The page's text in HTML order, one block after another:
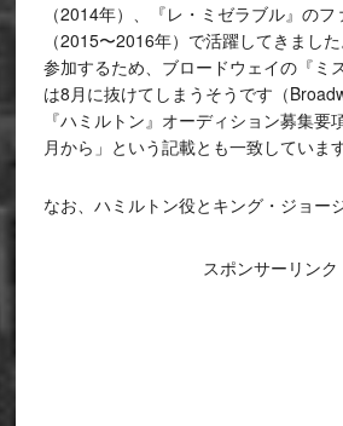
（2014年）、『レ・ミゼラブル』の
（2015〜2016年）で活躍してきまし
参加するため、ブロードウェイの『ミ
は8月に抜けてしまうそうです（
『ハミルトン』オーディション募集要
月から」という記載とも一致しています
なお、ハミルトン役とキング・ジョー
スポンサーリンク